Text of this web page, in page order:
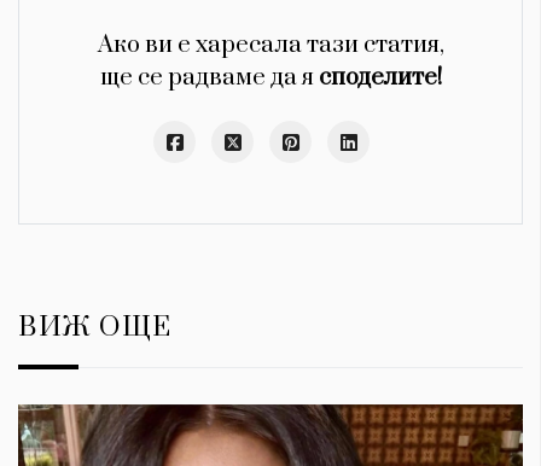
Ако ви е харесала тази статия,
ще се радваме да я споделите!
ВИЖ ОЩЕ